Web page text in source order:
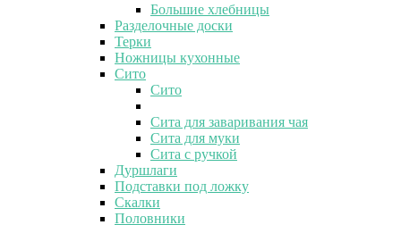
Большие хлебницы
Разделочные доски
Терки
Ножницы кухонные
Сито
Сито
Сита для заваривания чая
Сита для муки
Сита с ручкой
Дуршлаги
Подставки под ложку
Скалки
Половники